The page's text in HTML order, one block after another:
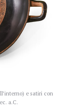
e satiri con
a.C.